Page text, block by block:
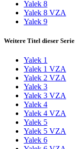
Yalek 8
Yalek 8 VZA
Yalek 9
Weitere Titel dieser Serie
Yalek 1
Yalek 1 VZA
Yalek 2 VZA
Yalek 3
Yalek 3 VZA
Yalek 4
Yalek 4 VZA
Yalek 5
Yalek 5 VZA
Yalek 6